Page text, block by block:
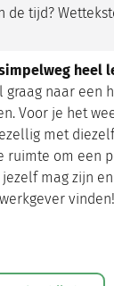
tijd?
heel
naar een
Voor je het
met
ruimte om een
mag zijn en
vinden!